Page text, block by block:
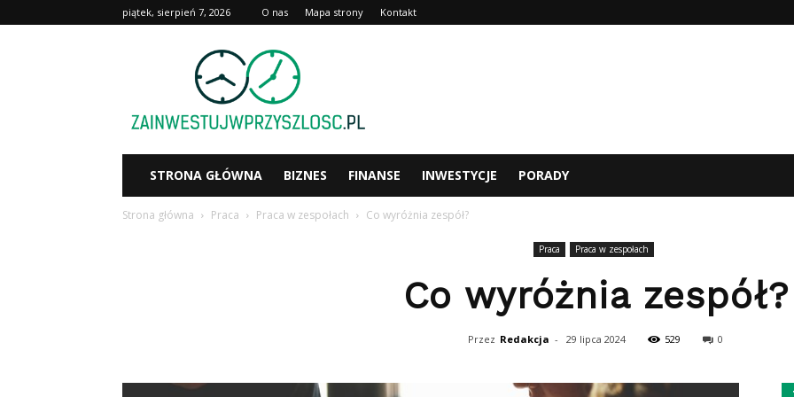
piątek, sierpień 7, 2026 O nas Mapa strony Kontakt
Zainwestujwprzyszlosc.pl
STRONA GŁÓWNA BIZNES FINANSE INWESTYCJE PORADY
Strona główna Praca Praca w zespołach Co wyróżnia zespół?
Praca Praca w zespołach
Co wyróżnia zespół?
Przez Redakcja - 29 lipca 2024 529 0